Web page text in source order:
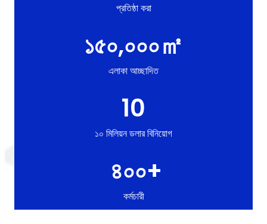
প্রতিষ্ঠা করা
১৫০,০০০㎡
এলাকা আচ্ছাদিত
10
১০ মিলিয়ন ডলার বিনিয়োগ
৪০০+
কর্মচারী